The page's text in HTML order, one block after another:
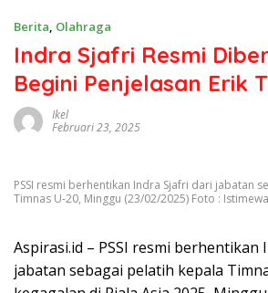
Berita, Olahraga
Indra Sjafri Resmi
Begini Penjelasan Erik
Ikel
Februari 23, 2025
PSSI resmi berhentikan Indra Sjafri dari jabatan
Timnas U-20, Minggu (23/02/2025) Foto :
Aspirasi.id – PSSI resmi berhentikan
jabatan sebagai pelatih kepala